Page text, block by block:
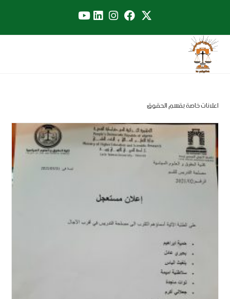
اعلانات خاصة بقسم الحقوق